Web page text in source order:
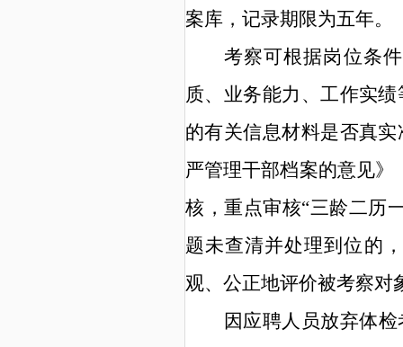
案库，记录期限为五年。
考察可根据岗位条
质、业务能力、工作实
的有关信息材料是否真
严管理干部档案的意见》
核，重点审核“三龄二历
题未查清并处理到位的
观、公正地评价被考察对
因应聘人员放弃体